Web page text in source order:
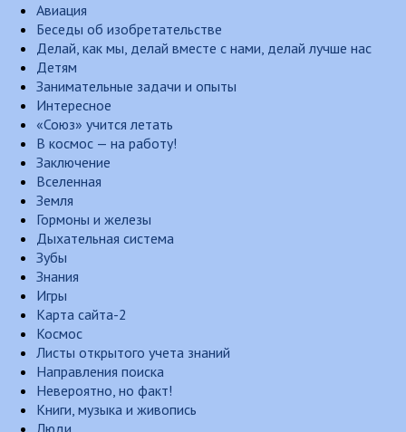
Авиация
Беседы об изобретательстве
Делай, как мы, делай вместе с нами, делай лучше нас
Детям
Занимательные задачи и опыты
Интересное
«Союз» учится летать
В космос — на работу!
Заключение
Вселенная
Земля
Гормоны и железы
Дыхательная система
Зубы
Знания
Игры
Карта сайта-2
Космос
Листы открытого учета знаний
Направления поиска
Невероятно, но факт!
Книги, музыка и живопись
Люди